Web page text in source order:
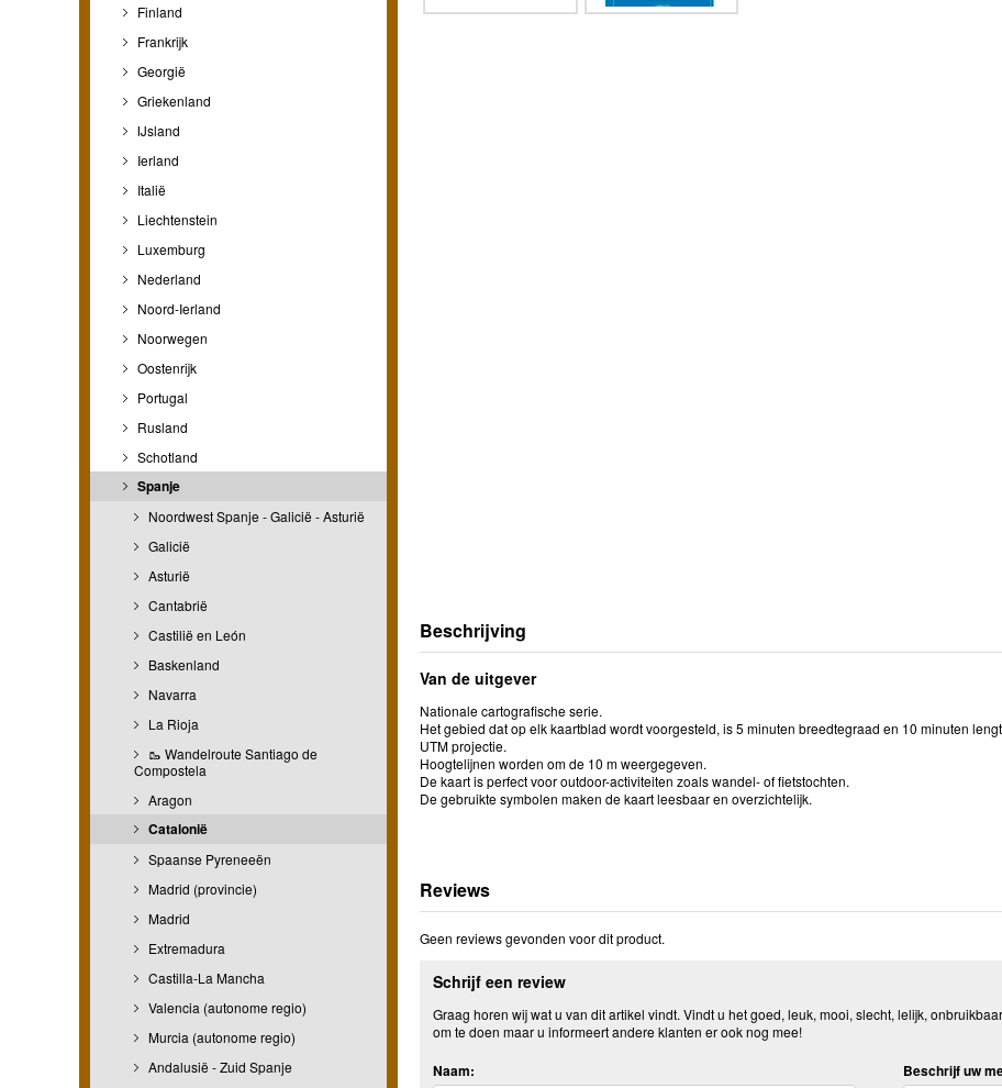
Finland
Frankrijk
Georgië
Griekenland
IJsland
Ierland
Italië
Liechtenstein
Luxemburg
Nederland
Noord-Ierland
Noorwegen
Oostenrijk
Portugal
Rusland
Schotland
Spanje
Noordwest Spanje - Galicië - Asturië
Galicië
Asturië
Cantabrië
Castilië en León
Baskenland
Navarra
La Rioja
🥾 Wandelroute Santiago de
Compostela
Aragon
Catalonië
Spaanse Pyreneeën
Madrid (provincie)
Madrid
Extremadura
Castilla-La Mancha
Valencia (autonome regio)
Murcia (autonome regio)
Andalusië - Zuid Spanje
Beschrijving
Van de uitgever
Nationale cartografische serie.
Het gebied dat op elk kaartblad wordt voorgesteld, is 5 minuten breedtegraad en 10 minuten
UTM projectie.
Hoogtelijnen worden om de 10 m weergegeven.
De kaart is perfect voor outdoor-activiteiten zoals wandel- of fietstochten.
De gebruikte symbolen maken de kaart leesbaar en overzichtelijk.
Reviews
Geen reviews gevonden voor dit product.
Schrijf een review
Graag horen wij wat u van dit artikel vindt. Vindt u het goed, leuk, mooi, slecht, lelijk,
om te doen maar u informeert andere klanten er ook nog mee!
Naam: Beschrijf uw